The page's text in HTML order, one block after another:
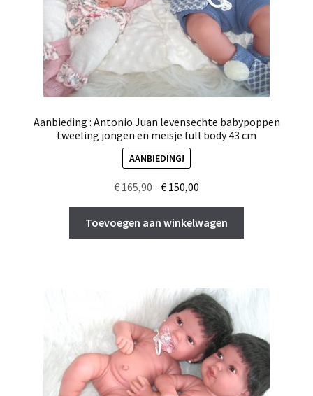
Aanbieding : Antonio Juan levensechte babypoppen
tweeling jongen en meisje full body 43 cm
AANBIEDING!
€165,90 Oorspronkelijke
was:
€ 165,90.
€ 150,00
is:
€ 150,00.
Toevoegen aan winkelwagen